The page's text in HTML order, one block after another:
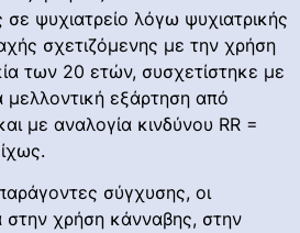
ψυχιατρείο λόγω ψυχιατρικής
σχετιζόμενης με την χρήση
των 20 ετών, συσχετίστηκε με
μελλοντική εξάρτηση από
με αναλογία κινδύνου RR =
σύγχυσης, οι
στην χρήση κάνναβης, στην